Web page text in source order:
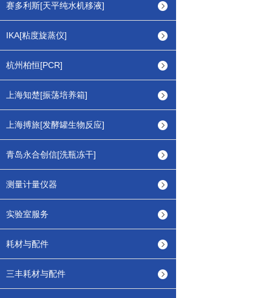
赛多利斯[天平纯水机移液]
IKA[粘度旋蒸仪]
杭州柏恒[PCR]
上海知楚[振荡培养箱]
上海搏旅[发酵罐生物反应]
青岛永合创信[洗瓶冻干]
测量计量仪器
实验室服务
耗材与配件
三丰耗材与配件